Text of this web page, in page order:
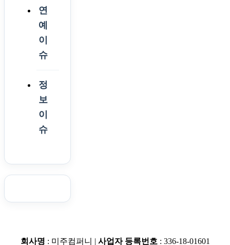
연
예
이
슈
정
보
이
슈
회사명 : 미주컴퍼니 | 사업자 등록번호 : 336-18-01601